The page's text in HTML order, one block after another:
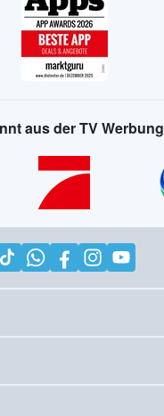
aus der TV Werbung